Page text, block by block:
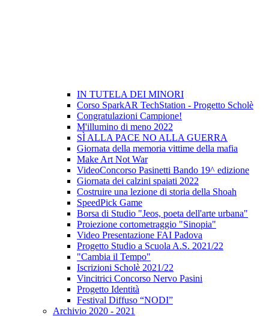
IN TUTELA DEI MINORI
Corso SparkAR TechStation - Progetto Scholè
Congratulazioni Campione!
M'illumino di meno 2022
SÌ ALLA PACE NO ALLA GUERRA
Giornata della memoria vittime della mafia
Make Art Not War
VideoConcorso Pasinetti Bando 19^ edizione
Giornata dei calzini spaiati 2022
Costruire una lezione di storia della Shoah
SpeedPick Game
Borsa di Studio "Jeos, poeta dell'arte urbana"
Proiezione cortometraggio "Sinopia"
Video Presentazione FAI Padova
Progetto Studio a Scuola A.S. 2021/22
"Cambia il Tempo"
Iscrizioni Scholè 2021/22
Vincitrici Concorso Nervo Pasini
Progetto Identità
Festival Diffuso “NODI”
Archivio 2020 - 2021